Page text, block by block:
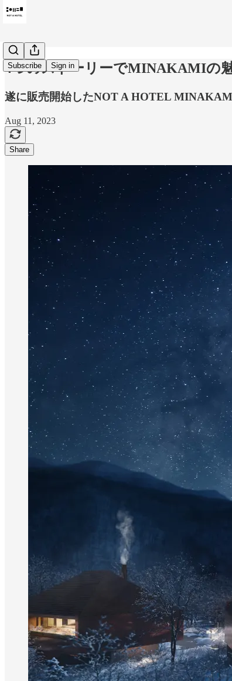
Subscribe Sign in
4つのストーリーでMINAKAMIの
遂に販売開始したNOT A HOTEL
Aug 11, 2023
Share